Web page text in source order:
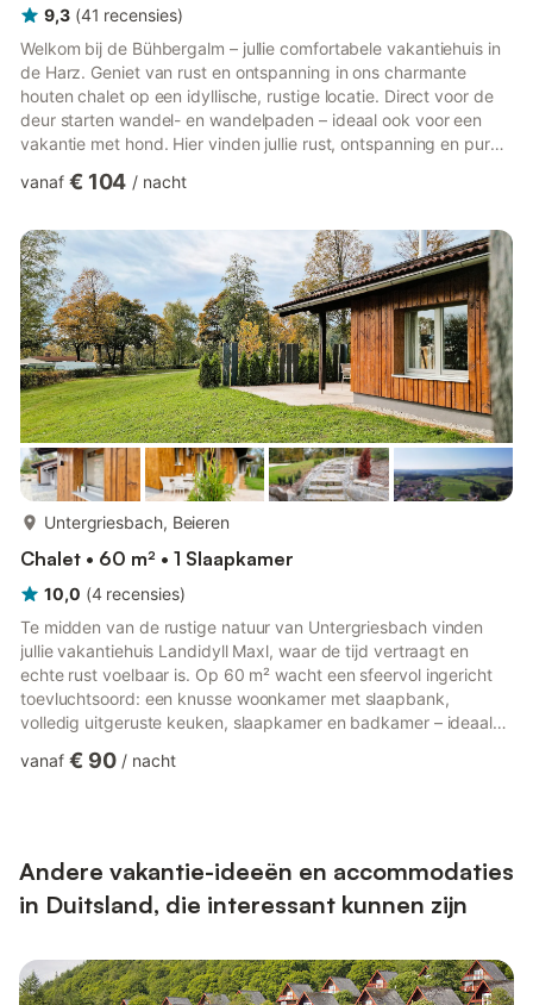
9,3 (41 recensies)
Welkom bij de Bühbergalm – jullie comfortabele vakantiehuis in
de Harz. Geniet van rust en ontspanning in ons charmante
houten chalet op een idyllische, rustige locatie. Direct voor de
deur starten wandel- en wandelpaden – ideaal ook voor een
vakantie met hond. Hier vinden jullie rust, ontspanning en pure
gezellige avonden verlengen. Het huis beschikt over: • 2
keuken met oven, koelkast, magnetron en vaatwasser •
Gezellige woonkamer met open haard en panoramaraam •
Balkon met b...
vanaf € 104 / nacht
Untergriesbach, Beieren
Chalet • 60 m² • 1 Slaapkamer
10,0 (4 recensies)
Te midden van de rustige natuur van Untergriesbach vinden
jullie vakantiehuis Landidyll Maxl, waar de tijd vertraagt en
echte rust voelbaar is. Op 60 m² wacht een sfeervol ingericht
toevluchtsoord: een knusse woonkamer met slaapbank,
volledig uitgeruste keuken, slaapkamer en badkamer – ideaal
bieden extra comfort. De privé tuin met overdekt terras is een
avon...
vanaf € 90 / nacht
Andere vakantie-ideeën en accommodaties
in Duitsland, die interessant kunnen zijn